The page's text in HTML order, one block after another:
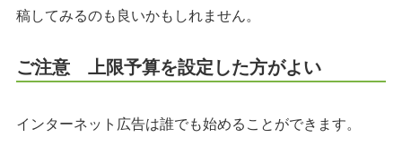
稿してみるのも良いかもしれません。
ご注意 上限予算を設定した方がよい
インターネット広告は誰でも始めることができます。